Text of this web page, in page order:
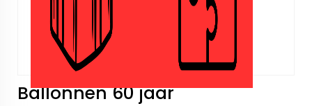
Ballonnen 60 jaar